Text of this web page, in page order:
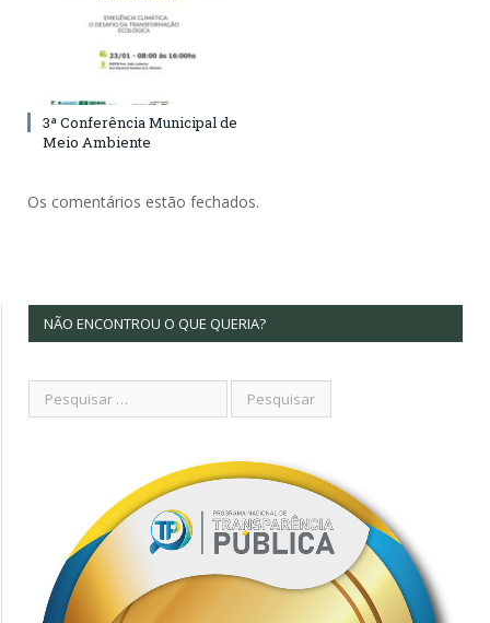
3ª Conferência Municipal de
Meio Ambiente
Os comentários estão fechados.
NÃO ENCONTROU O QUE QUERIA?